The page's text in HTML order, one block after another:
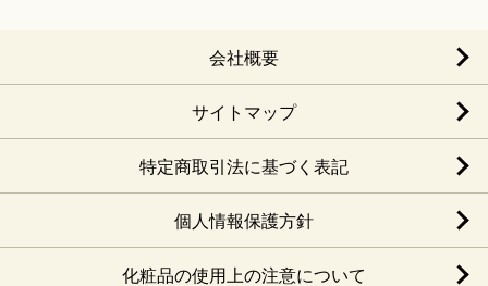
会社概要
サイトマップ
特定商取引法に基づく表記
個人情報保護方針
化粧品の使用上の注意について